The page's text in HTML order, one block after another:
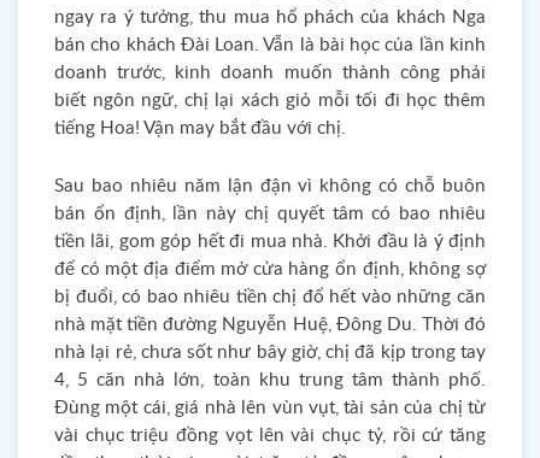
ngay ra ý tưởng, thu mua hổ phách của khách Nga
bán cho khách Đài Loan. Vẫn là bài học của lần kinh
doanh trước, kinh doanh muốn thành công phải
biết ngôn ngữ, chị lại xách giỏ mỗi tối đi học thêm
tiếng Hoa! Vận may bắt đầu với chị.
Sau bao nhiêu năm lận đận vì không có chỗ buôn
bán ổn định, lần này chị quyết tâm có bao nhiêu
tiền lãi, gom góp hết đi mua nhà. Khởi đầu là ý định
để có một địa điểm mở cửa hàng ổn định, không sợ
bị đuổi, có bao nhiêu tiền chị đổ hết vào những căn
nhà mặt tiền đường Nguyễn Huệ, Đông Du. Thời đó
nhà lại rẻ, chưa sốt như bây giờ, chị đã kịp trong tay
4, 5 căn nhà lớn, toàn khu trung tâm thành phố.
Đùng một cái, giá nhà lên vùn vụt, tài sản của chị từ
vài chục triệu đồng vọt lên vài chục tỷ, rồi cứ tăng